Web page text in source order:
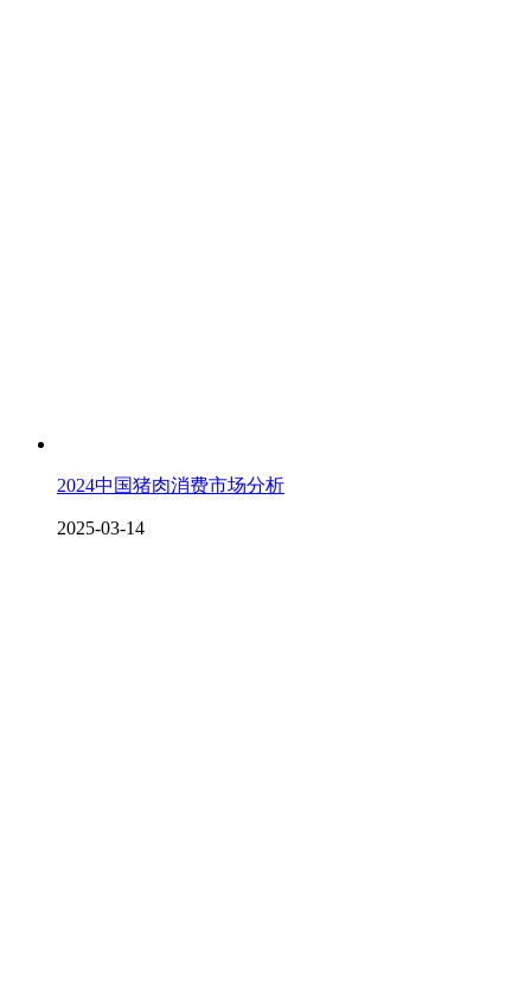
2024中国猪肉消费市场分析
2025-03-14